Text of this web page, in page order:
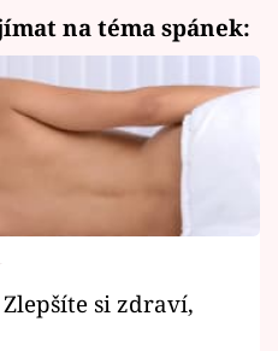
na téma spánek:
si zdraví,